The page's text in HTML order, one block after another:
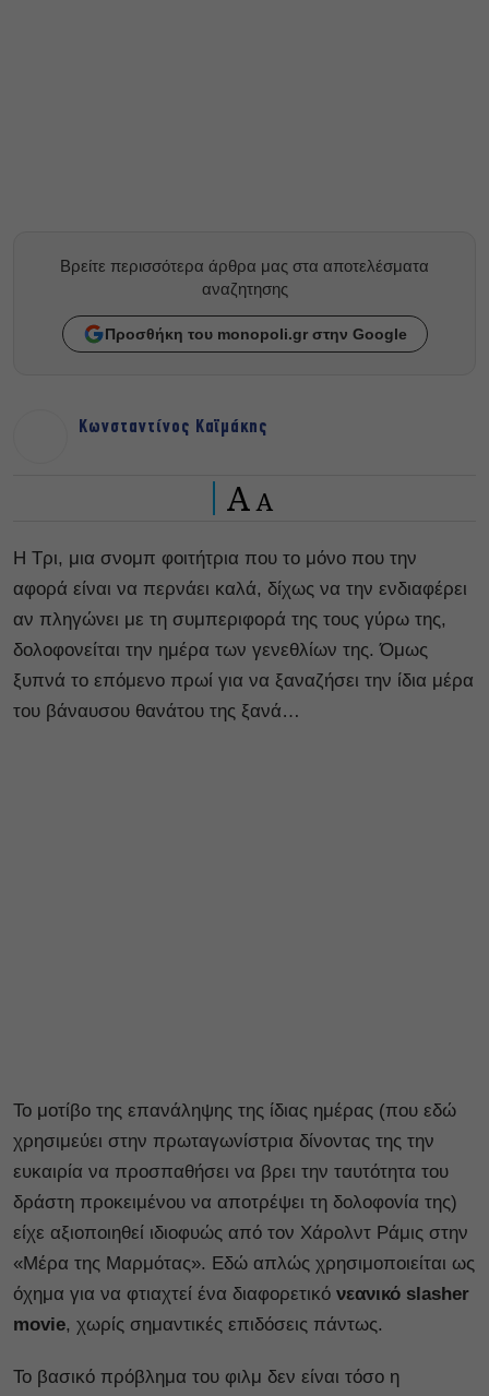
Βρείτε περισσότερα άρθρα μας στα αποτελέσματα
αναζητησης
Προσθήκη του monopoli.gr στην Google
Κωνσταντίνος Καϊμάκης
A A
Η Τρι, μια σνομπ φοιτήτρια που το μόνο που την
αφορά είναι να περνάει καλά, δίχως να την ενδιαφέρει
αν πληγώνει με τη συμπεριφορά της τους γύρω της,
δολοφονείται την ημέρα των γενεθλίων της. Όμως
ξυπνά το επόμενο πρωί για να ξαναζήσει την ίδια μέρα
του βάναυσου θανάτου της ξανά…
Το μοτίβο της επανάληψης της ίδιας ημέρας (που εδώ
χρησιμεύει στην πρωταγωνίστρια δίνοντας της την
ευκαιρία να προσπαθήσει να βρει την ταυτότητα του
δράστη προκειμένου να αποτρέψει τη δολοφονία της)
είχε αξιοποιηθεί ιδιοφυώς από τον Χάρολντ Ράμις στην
«Μέρα της Μαρμότας». Εδώ απλώς χρησιμοποιείται ως
όχημα για να φτιαχτεί ένα διαφορετικό νεανικό slasher
movie, χωρίς σημαντικές επιδόσεις πάντως.
Το βασικό πρόβλημα του φιλμ δεν είναι τόσο η